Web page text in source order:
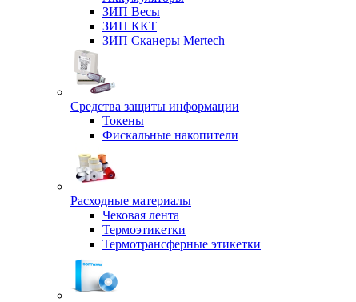
ЗИП Весы
ЗИП ККТ
ЗИП Сканеры Mertech
Средства защиты информации
Токены
Фискальные накопители
Расходные материалы
Чековая лента
Термоэтикетки
Термотрансферные этикетки